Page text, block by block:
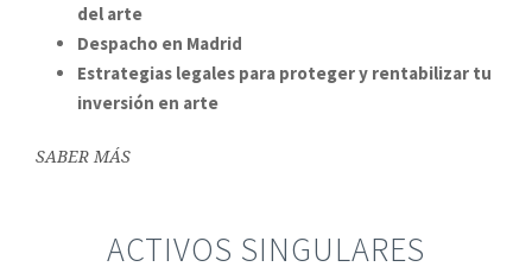
del arte
Despacho en Madrid
Estrategias legales para proteger y rentabilizar tu
inversión en arte
SABER MÁS
ACTIVOS SINGULARES